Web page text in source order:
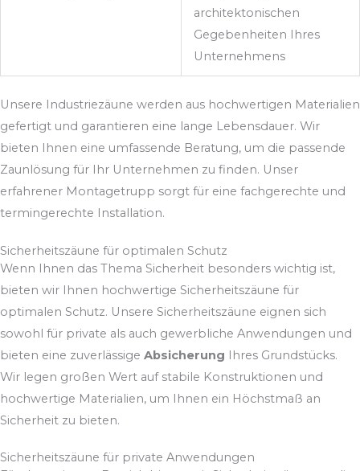
architektonischen
Gegebenheiten Ihres
Unternehmens
Unsere Industriezäune werden aus hochwertigen Materialien
gefertigt und garantieren eine lange Lebensdauer. Wir
bieten Ihnen eine umfassende Beratung, um die passende
Zaunlösung für Ihr Unternehmen zu finden. Unser
erfahrener Montagetrupp sorgt für eine fachgerechte und
termingerechte Installation.
Sicherheitszäune für optimalen Schutz
Wenn Ihnen das Thema Sicherheit besonders wichtig ist,
bieten wir Ihnen hochwertige Sicherheitszäune für
optimalen Schutz. Unsere Sicherheitszäune eignen sich
sowohl für private als auch gewerbliche Anwendungen und
bieten eine zuverlässige Absicherung Ihres Grundstücks.
Wir legen großen Wert auf stabile Konstruktionen und
hochwertige Materialien, um Ihnen ein Höchstmaß an
Sicherheit zu bieten.
Sicherheitszäune für private Anwendungen